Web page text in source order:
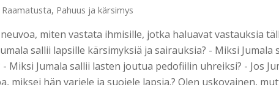
Raamatusta, Pahuus ja kärsimys
miten vastata ihmisille, jotka haluavat vastauksia
sallii lapsille kärsimyksiä ja sairauksia? - Miksi Jumala
Miksi Jumala sallii lasten joutua pedofiilin uhreiksi? - Jos
miksei hän varjele ja suojele lapsia.? Olen uskovainen,